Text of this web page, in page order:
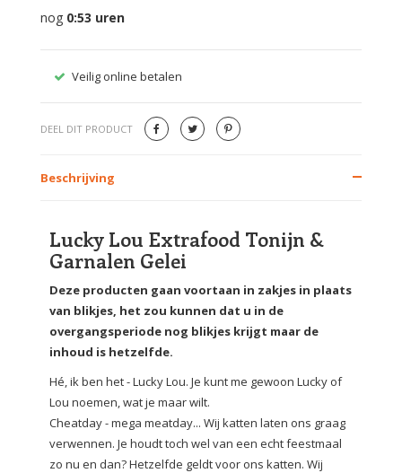
nog 0:53 uren
Veilig online betalen
DEEL DIT PRODUCT
Beschrijving
Lucky Lou Extrafood Tonijn &
Garnalen Gelei
Deze producten gaan voortaan in zakjes in plaats
van blikjes, het zou kunnen dat u in de
overgangsperiode nog blikjes krijgt maar de
inhoud is hetzelfde.
Hé, ik ben het - Lucky Lou. Je kunt me gewoon Lucky of
Lou noemen, wat je maar wilt.
Cheatday - mega meatday... Wij katten laten ons graag
verwennen. Je houdt toch wel van een echt feestmaal
zo nu en dan? Hetzelfde geldt voor ons katten. Wij